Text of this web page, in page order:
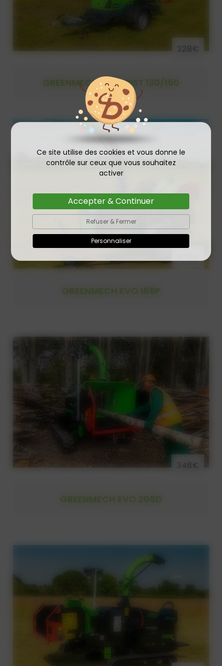
Ce site utilise des cookies et vous donne le
contrôle sur ceux que vous souhaitez
activer
Accepter & Continuer
Refuser & Fermer
Personnaliser
228€
GREENMECH ARBORIST 130/150
GREENMECH EVO 165P
348€
GREENMECH EVO 205D